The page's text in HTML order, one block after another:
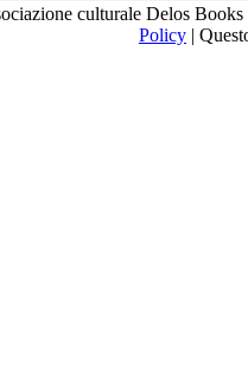
culturale Delos
Policy |